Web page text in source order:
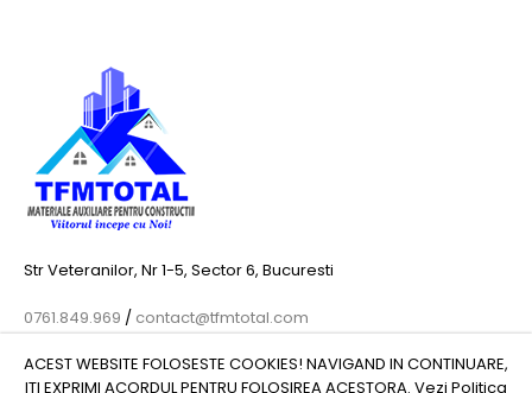
ACEST WEBSITE FOLOSESTE COOKIES! NAVIGAND IN CONTINUARE,
ITI EXPRIMI ACORDUL PENTRU FOLOSIREA ACESTORA. Vezi Politica
Str Veteranilor, Nr 1-5, Sector 6, Bucuresti
0761.849.969 / contact@tfmtotal.com